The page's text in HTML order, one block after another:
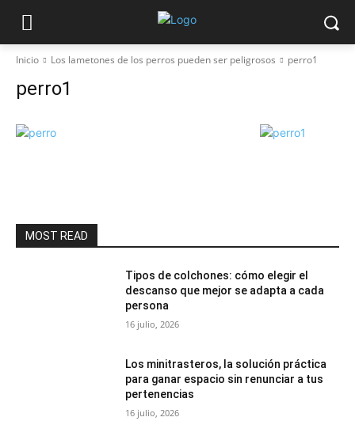
Inicio Los lametones de los perros pueden ser peligrosos perro1
perro1
MOST READ
Tipos de colchones: cómo elegir el
descanso que mejor se adapta a cada
persona
16 julio, 2026
Los minitrasteros, la solución práctica
para ganar espacio sin renunciar a tus
pertenencias
16 julio, 2026